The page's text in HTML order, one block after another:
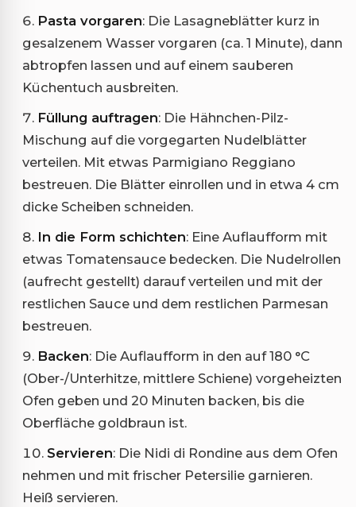
Pasta vorgaren: Die Lasagneblätter kurz in
gesalzenem Wasser vorgaren (ca. 1 Minute), dann
abtropfen lassen und auf einem sauberen
Küchentuch ausbreiten.
Füllung auftragen: Die Hähnchen-Pilz-
Mischung auf die vorgegarten Nudelblätter
verteilen. Mit etwas Parmigiano Reggiano
bestreuen. Die Blätter einrollen und in etwa 4 cm
dicke Scheiben schneiden.
In die Form schichten: Eine Auflaufform mit
etwas Tomatensauce bedecken. Die Nudelrollen
(aufrecht gestellt) darauf verteilen und mit der
restlichen Sauce und dem restlichen Parmesan
bestreuen.
Backen: Die Auflaufform in den auf 180 °C
(Ober-/Unterhitze, mittlere Schiene) vorgeheizten
Ofen geben und 20 Minuten backen, bis die
Oberfläche goldbraun ist.
Servieren: Die Nidi di Rondine aus dem Ofen
nehmen und mit frischer Petersilie garnieren.
Heiß servieren.